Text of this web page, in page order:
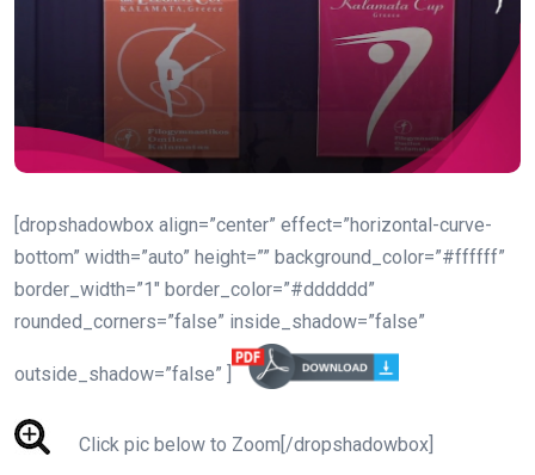
[dropshadowbox align=”center” effect=”horizontal-curve-
bottom” width=”auto” height=”” background_color=”#ffffff”
border_width=”1″ border_color=”#dddddd”
rounded_corners=”false” inside_shadow=”false”
outside_shadow=”false” ]
Click pic below to Zoom[/dropshadowbox]